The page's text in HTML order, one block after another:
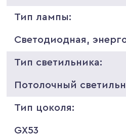
Тип лампы:
Светодиодная,
Тип светильника:
Потолочный
Тип цоколя:
GX53